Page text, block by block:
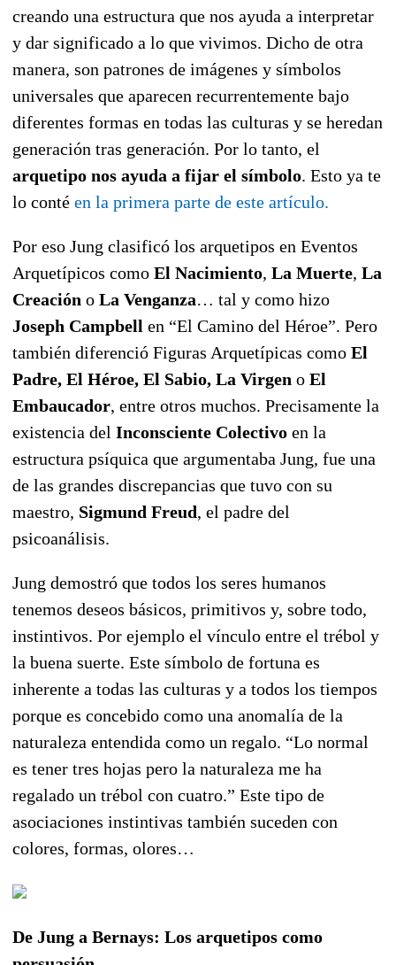
creando una estructura que nos ayuda a interpretar
y dar significado a lo que vivimos. Dicho de otra
manera, son patrones de imágenes y símbolos
universales que aparecen recurrentemente bajo
diferentes formas en todas las culturas y se heredan
generación tras generación. Por lo tanto, el
arquetipo nos ayuda a fijar el símbolo. Esto ya te
lo conté en la primera parte de este artículo.
Por eso Jung clasificó los arquetipos en Eventos
Arquetípicos como El Nacimiento, La Muerte, La
Creación o La Venganza… tal y como hizo
Joseph Campbell en “El Camino del Héroe”. Pero
también diferenció Figuras Arquetípicas como El
Padre, El Héroe, El Sabio, La Virgen o El
Embaucador, entre otros muchos. Precisamente la
existencia del Inconsciente Colectivo en la
estructura psíquica que argumentaba Jung, fue una
de las grandes discrepancias que tuvo con su
maestro, Sigmund Freud, el padre del
psicoanálisis.
Jung demostró que todos los seres humanos
tenemos deseos básicos, primitivos y, sobre todo,
instintivos. Por ejemplo el vínculo entre el trébol y
la buena suerte. Este símbolo de fortuna es
inherente a todas las culturas y a todos los tiempos
porque es concebido como una anomalía de la
naturaleza entendida como un regalo. “Lo normal
es tener tres hojas pero la naturaleza me ha
regalado un trébol con cuatro.” Este tipo de
asociaciones instintivas también suceden con
colores, formas, olores…
De Jung a Bernays: Los arquetipos como